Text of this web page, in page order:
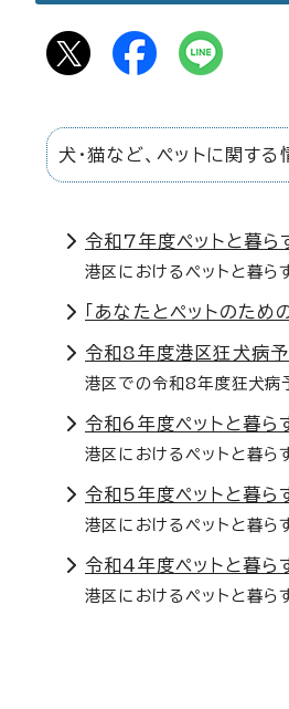
犬・猫など、ペットに関す
令和7年度ペットと暮ら
港区におけるペットと暮ら
「あなたとペットのため
令和8年度港区狂犬病
港区での令和8年度狂犬病
令和6年度ペットと暮ら
港区におけるペットと暮ら
令和5年度ペットと暮ら
港区におけるペットと暮ら
令和4年度ペットと暮ら
港区におけるペットと暮ら